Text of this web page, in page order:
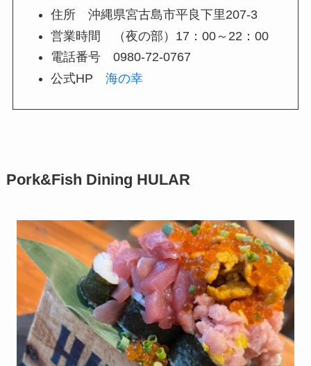
住所 沖縄県宮古島市平良下里207-3
営業時間 （夜の部）17：00～22：00
電話番号 0980-72-0767
公式HP 海の幸
Pork&Fish Dining HULAR